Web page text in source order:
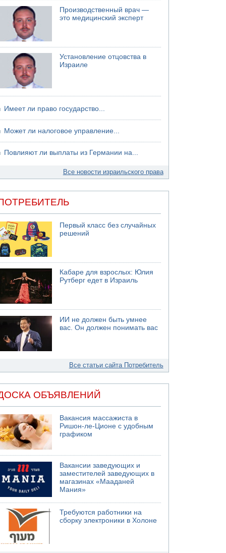
07.08.2026 17:51
БАГАЦ отказался заморозить лишение
налоговых льгот для уклонистов-харедим
07.08.2026 17:48
Иерусалиме водитель врезался в забор и
серьезно пострадал
Производственный врач —
это медицинский эксперт
Установление отцовства в
Израиле
Имеет ли право государство...
Может ли налоговое управление...
Повлияют ли выплаты из Германии на...
Все новости израильского права
Первый класс без случайных
решений
Кабаре для взрослых: Юлия
Рутберг едет в Израиль
ИИ не должен быть умнее
вас. Он должен понимать вас
Все статьи сайта Потребитель
ОБЪЯВЛЕНИЙ
Вакансия массажиста в
Ришон-ле-Ционе с удобным
графиком
Вакансии заведующих и
заместителей заведующих в
магазинах «Мааданей
Мания»
Требуются работники на
сборку электроники в Холоне